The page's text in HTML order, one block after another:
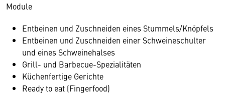
Module
Entbeinen und Zuschneiden eines Stummels/Knöpfels
Entbeinen und Zuschneiden einer Schweineschulter
und eines Schweinehalses
Grill- und Barbecue-Spezialitäten
Küchenfertige Gerichte
Ready to eat (Fingerfood)